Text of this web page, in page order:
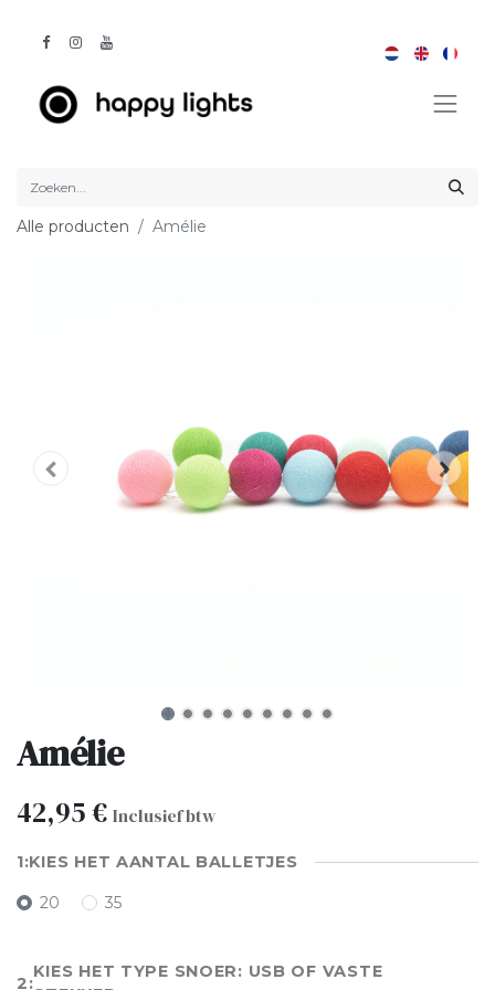
Alle producten Amélie
Amélie
42,95€ Inclusief btw
KIES HET AANTAL BALLETJES
20 35
KIES HET TYPE SNOER: USB OF VASTE